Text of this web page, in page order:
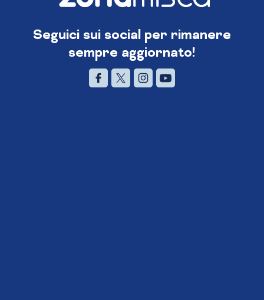
Seguici sui social per rimanere
sempre aggiornato!